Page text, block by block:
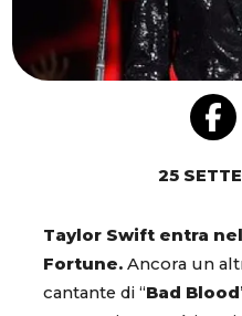
25
Taylor Swift entra
Fortune. Ancora un
cantante di “Bad Blood